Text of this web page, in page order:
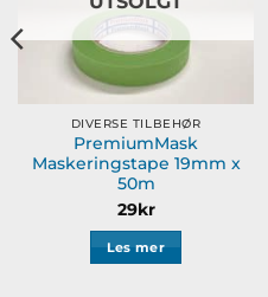
DIVERSE TILBEHØR
PremiumMask
Maskeringstape 19mm x
50m
29kr
Les mer